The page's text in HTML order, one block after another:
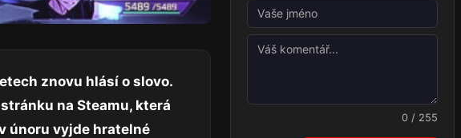
znovu hlásí o slovo.
na Steamu, která
únoru vyjde hratelné
0 / 255